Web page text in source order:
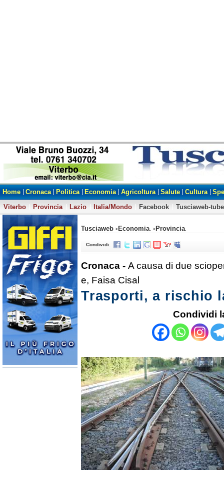
Home Cronaca Politica Economia Agricoltura Salute Cultura
Viterbo
Provincia Lazio Italia/Mondo Facebook Tusciaweb-tube
Tusciaweb >Economia , >Provincia
Condividi:
Cronaca - A causa di due
e, Faisa Cisal
Trasporti, a rischio
Condividi